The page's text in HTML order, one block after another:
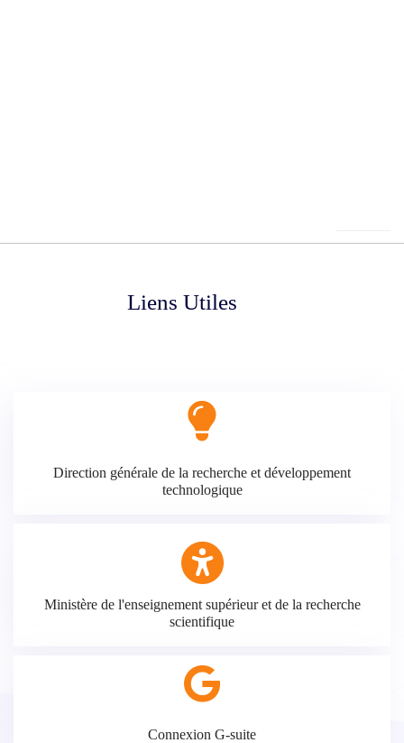
Liens Utiles
Direction générale de la recherche et développement
technologique
Ministère de l'enseignement supérieur et de la recherche
scientifique
Connexion G-suite